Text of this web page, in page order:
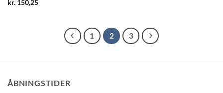
kr.150,25
1 2 3
ÅBNINGSTIDER